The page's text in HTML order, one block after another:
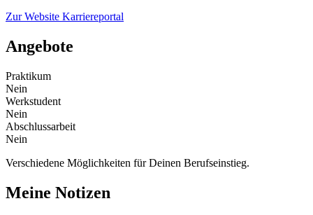
Zur Website Karriereportal
Angebote
Praktikum
Nein
Werkstudent
Nein
Abschlussarbeit
Nein
Verschiedene Möglichkeiten für Deinen Berufseinstieg.
Meine Notizen